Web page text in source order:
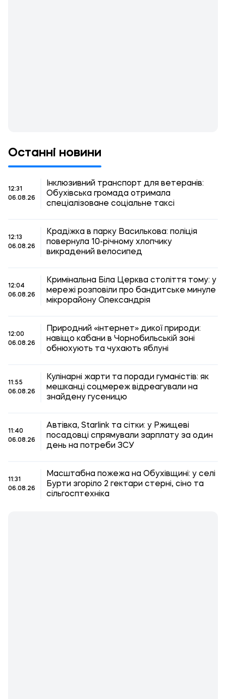
Останні новини
12:31
06.08.26
Інклюзивний транспорт для ветеранів:
Обухівська громада отримала
спеціалізоване соціальне таксі
12:13
06.08.26
Крадіжка в парку Василькова: поліція
повернула 10-річному хлопчику
викрадений велосипед
12:04
06.08.26
Кримінальна Біла Церква століття тому: у
мережі розповіли про бандитське минуле
мікрорайону Олександрія
12:00
06.08.26
Природний «інтернет» дикої природи:
навіщо кабани в Чорнобильській зоні
обнюхують та чухають яблуні
11:55
06.08.26
Кулінарні жарти та поради гуманістів: як
мешканці соцмереж відреагували на
знайдену гусеницю
11:40
06.08.26
Автівка, Starlink та сітки: у Ржищеві
посадовці спрямували зарплату за один
день на потреби ЗСУ
11:31
06.08.26
Масштабна пожежа на Обухівщині: у селі
Бурти згоріло 2 гектари стерні, сіно та
сільгосптехніка